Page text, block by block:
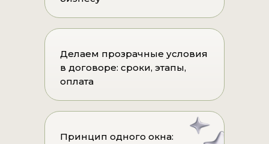
Делаем прозрачные условия
в договоре: сроки, этапы,
оплата
Принцип одного окна: